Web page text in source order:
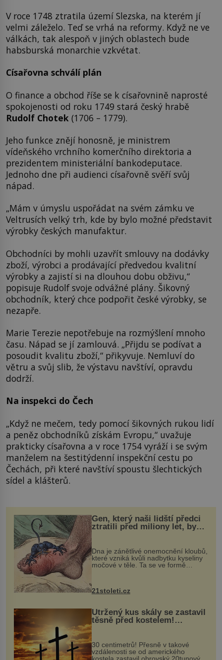
V roce 1748 ztratila území Slezska, na kterém jí
velmi záleželo. Teď se vrhá na reformy. Když ne ve
válkách, tak alespoň v jiných oblastech bude
habsburská monarchie vzkvétat.
Císařovna schválí plán
O finance a obchod říše se k císařovnině naprosté
spokojenosti od roku 1749 stará český hrabě
Rudolf Chotek (1706 – 1779).
Jeho funkce znějí honosně, je ministrem
vídeňského vrchního komerčního direktoria a
prezidentem ministeriální bankodeputace.
Jednoho dne při audienci císařovně svěří svůj
nápad.
„Mám v úmyslu uspořádat na svém zámku ve
Veltrusích velký trh, kde by bylo možné představit
výrobky českých manufaktur.
Obchodníci by mohli uzavřít smlouvy na dodávky
zboží, výrobci a prodávající předvedou kvalitní
výrobky a zajistí si na dlouhou dobu obživu,“
popisuje Rudolf svoje odvážné plány. Šikovný
obchodník, který chce podpořit české výrobky, se
nezapře.
Marie Terezie nepotřebuje na rozmýšlení mnoho
času. Nápad se jí zamlouvá. „Přijdu se podívat a
posoudit kvalitu zboží,“ přikyvuje. Nemluví do
větru a svůj slib, že výstavu navštíví, opravdu
dodrží.
Na inspekci do Čech
„Když ne mečem, tedy pomocí šikovných rukou lidí
a peněz obchodníků získám Evropu,“ uvažuje
prakticky císařovna a v roce 1754 vyráží i se svým
manželem na šestitýdenní inspekční cestu po
Čechách, při které navštíví spoustu šlechtických
sídel a klášterů.
Gen, který naši lidští předci
ztratili před miliony let, by
mohl pomoci s léčbou
„nemoci králů“
Dna je zánětlivé onemocnění kloubů,
které vzniká kvůli nadbytku kyseliny
močové v těle. Ta se ve formě
nohou, a způsobuje bole...
21stoleti.cz
Utržený kus skály se zastavil
těsně před kostelem!
Ochránila ho boží síla?
30 centimetrů! Přesně v takové
vzdálenosti se od amerického